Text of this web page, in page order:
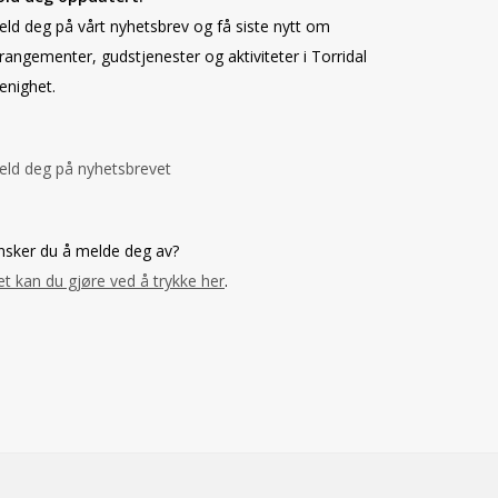
deg på vårt nyhetsbrev og få siste nytt om
gudstjenester og aktiviteter i Torridal
deg på nyhetsbrevet
du å melde deg av?
kan du gjøre ved å trykke her.